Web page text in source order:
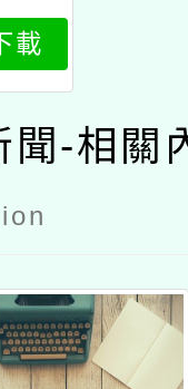
辦
2月
習
容
載
聞-相關